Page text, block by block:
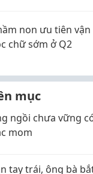
non ưu tiên
chữ sớm ở Q2
mục
ngồi chưa vững
mom
tay trái, ông bà